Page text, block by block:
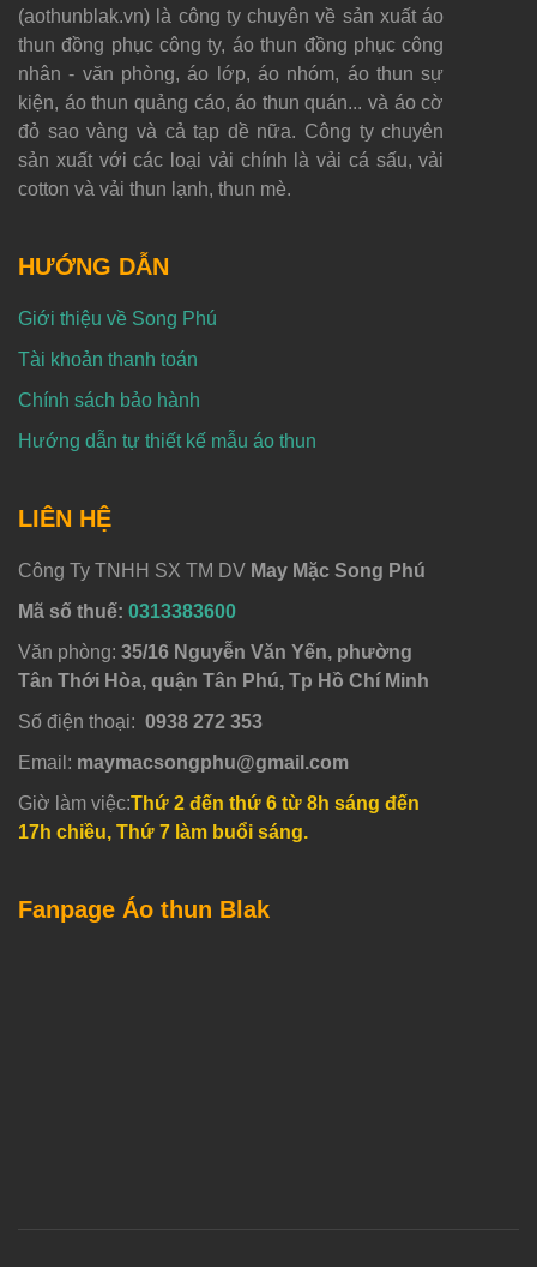
(aothunblak.vn) là công ty chuyên về sản xuất áo
thun đồng phục công ty, áo thun đồng phục công
nhân - văn phòng, áo lớp, áo nhóm, áo thun sự
kiện, áo thun quảng cáo, áo thun quán... và áo cờ
đỏ sao vàng và cả tạp dề nữa. Công ty chuyên
sản xuất với các loại vải chính là vải cá sấu, vải
cotton và vải thun lạnh, thun mè.
HƯỚNG DẪN
Giới thiệu về Song Phú
Tài khoản thanh toán
Chính sách bảo hành
Hướng dẫn tự thiết kế mẫu áo thun
LIÊN HỆ
Công Ty TNHH SX TM DV May Mặc Song Phú
Mã số thuế: 0313383600
Văn phòng: 35/16 Nguyễn Văn Yến, phường
Tân Thới Hòa, quận Tân Phú, Tp Hồ Chí Minh
Số điện thoại: 0938 272 353
Email: maymacsongphu@gmail.com
Giờ làm việc:Thứ 2 đến thứ 6 từ 8h sáng đến
17h chiều, Thứ 7 làm buổi sáng.
Fanpage Áo thun Blak